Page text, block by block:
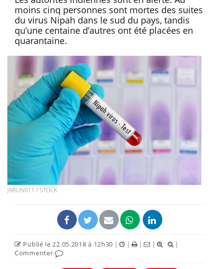
moins cinq personnes sont mortes des suites
du virus Nipah dans le sud du pays, tandis
qu’une centaine d’autres ont été placées en
quarantaine.
JARUN011 / STOCK
Publié le 22.05.2018 à 12h30 | | | |
|
Commenter